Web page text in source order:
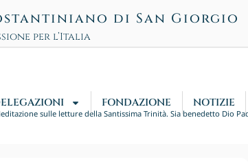
di San Giorgio
per l’Italia
FONDAZIONE NOTIZIE
sulle letture della Santissima Trinità. Sia benedetto Dio